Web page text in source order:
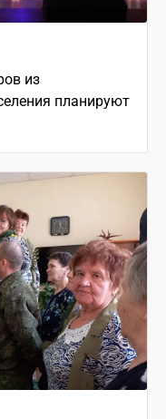
из
планируют